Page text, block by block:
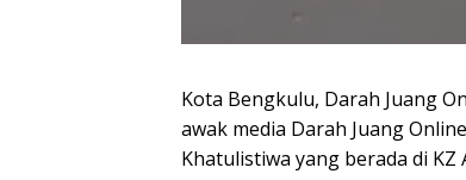
Kota Bengkulu, Darah Juang
awak media Darah Juang
Khatulistiwa yang berada di